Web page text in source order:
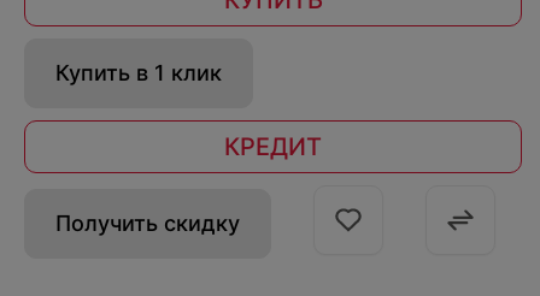
Купить в 1 клик
КРЕДИТ
Получить скидку